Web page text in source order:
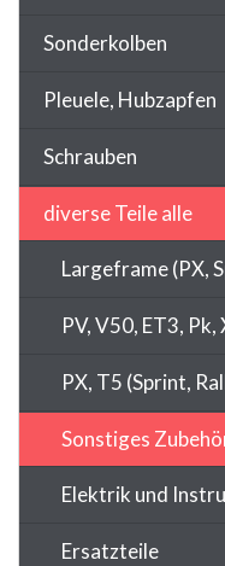
Sonderkolben
Pleuele, Hubzapfen
Schrauben
diverse Teile alle
Largeframe (PX,
PV, V50, ET3, Pk,
PX, T5 (Sprint,
Sonstiges
Elektrik und
Ersatzteile